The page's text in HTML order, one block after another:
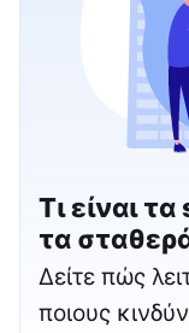
Τι είναι
τα
Δείτε πώς
ποιους